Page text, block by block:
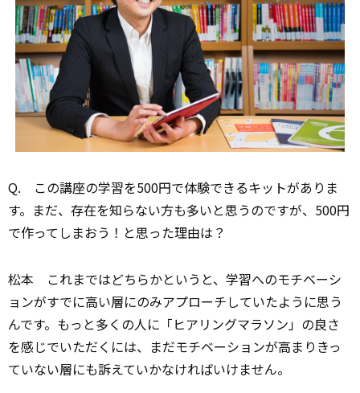
Q. この講座の学習を500円で体験できるキットがありま
す。まだ、存在を知らない方も多いと思うのですが、500円
で作ってしまおう！と思った理由は？
松本 これまではどちらかというと、学習へのモチベーシ
ョンがすでに高い層にのみアプローチしていたように思う
んです。もっと多くの人に「ヒアリングマラソン」の良さ
を感じでいただくには、まだモチベーションが高まりきっ
ていない層にも訴えていかなければいけません。